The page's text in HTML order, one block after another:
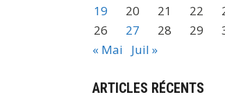
19
20 21 22
26
27 28 29
« Mai
Juil »
ARTICLES RÉCENTS